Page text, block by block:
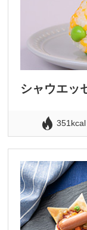
シャウエッ
351kcal